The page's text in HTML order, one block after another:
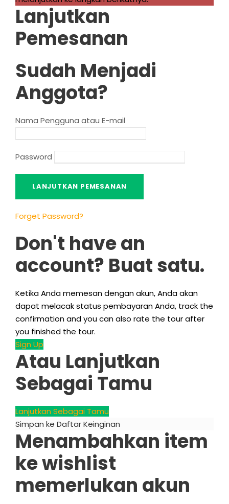
Lanjutkan
Pemesanan
Sudah Menjadi
Anggota?
Nama Pengguna atau E-mail
Password
Forget Password?
Don't have an
account? Buat satu.
Ketika Anda memesan dengan akun, Anda akan
dapat melacak status pembayaran Anda, track the
confirmation and you can also rate the tour after
you finished the tour.
Sign Up
Atau Lanjutkan
Sebagai Tamu
Lanjutkan Sebagai Tamu
Simpan ke Daftar Keinginan
Menambahkan item
ke wishlist
memerlukan akun